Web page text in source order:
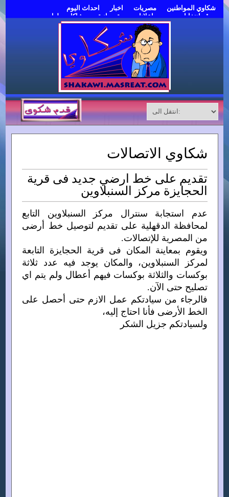
شكاوي المواطنين مصريات اخبار
احداث اليوم
موقع انتخابات مصر
اعلانات مبوبة مجانية
مشاكل وحلول
شكاوي الاتصالات
تقديم على خط ارضي جديد فى قرية
الحجايزة مركز السنبلاوين
عدم استجابة سنترال مركز السنبلاوين التابع
لمحافظة الدقهلية على تقديم لتوصيل خط أرضى
من المصرية للإتصالات.
ويقوم بمعاينة المكان فى قرية الحجايزة التابعة
لمركز السنبلاوين، والمكان يوجد فيه عدد ثلاثة
بوكسات والثلاثة بوكسات فيهم أعطال ولم يتم اي
تصليح حتى الآن.
فالرجاء من سيادتكم عمل الازم حتى أحصل على
الخط الأرضى فأنا احتاج إليه،
ولسيادتكم جزيل الشكر